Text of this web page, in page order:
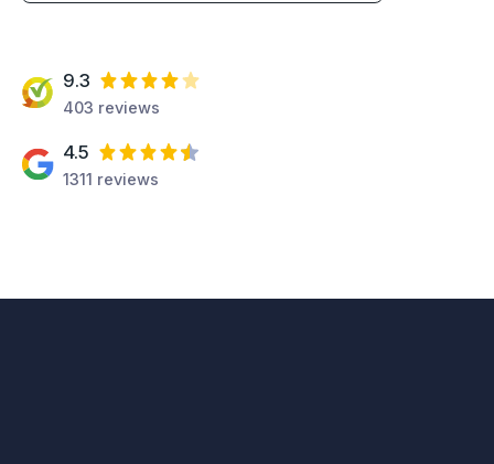
9.3
403 reviews
4.5
1311 reviews